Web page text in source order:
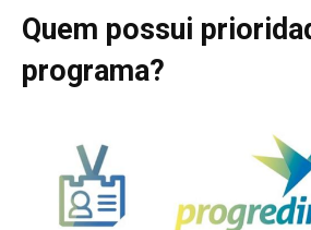
Quem possui
programa?